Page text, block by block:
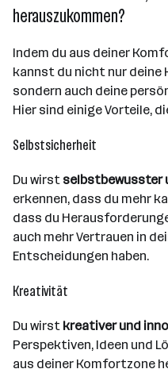
herauszukommen?
Indem du aus deiner
kannst du nicht nur deine
sondern auch deine
Hier sind einige Vorteile,
Selbstsicherheit
Du wirst selbstbewusster
erkennen, dass du mehr
dass du
auch mehr Vertrauen in
Entscheidungen haben.
Kreativität
Du wirst kreativer und
Perspektiven, Ideen und
aus deiner Komfortzone